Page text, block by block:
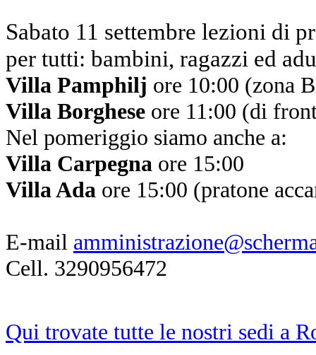
Sabato 11 settembre lezioni di
per tutti: bambini, ragazzi ed
Villa Pamphilj ore 10:00 (zona
Villa Borghese ore 11:00 (di
Nel pomeriggio siamo anche a:
Villa Carpegna ore 15:00
Villa Ada ore 15:00 (pratone
E-mail
Cell. 3290956472
Qui trovate tutte le nostri sedi a